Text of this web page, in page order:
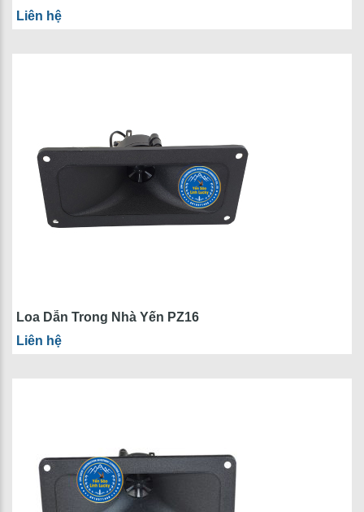
Liên hệ
Loa Dẫn Trong Nhà Yến PZ16
Liên hệ